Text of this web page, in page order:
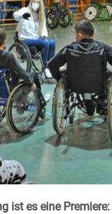
ist es eine